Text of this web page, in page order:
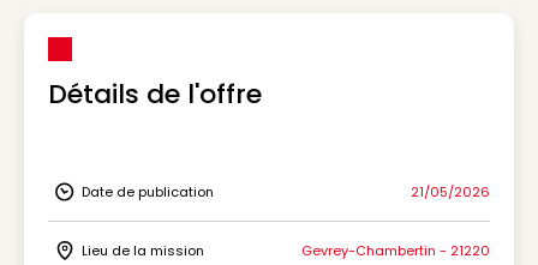
Détails de l'offre
Icon Date de publication
Date de publication 21/05/2026
Lieu de la mission Gevrey-Chambertin - 21220